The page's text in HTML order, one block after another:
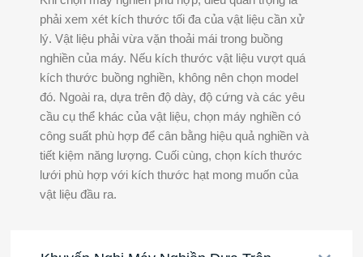
phải xem xét kích thước tối đa của vật liệu cần xử
lý. Vật liệu phải vừa vặn thoải mái trong buồng
nghiền của máy. Nếu kích thước vật liệu vượt quá
kích thước buồng nghiền, không nên chọn model
đó. Ngoài ra, dựa trên độ dày, độ cứng và các yêu
cầu cụ thể khác của vật liệu, chọn máy nghiền có
công suất phù hợp để cân bằng hiệu quả nghiền và
tiết kiệm năng lượng. Cuối cùng, chọn kích thước
lưới phù hợp với kích thước hạt mong muốn của
vật liệu đầu ra.